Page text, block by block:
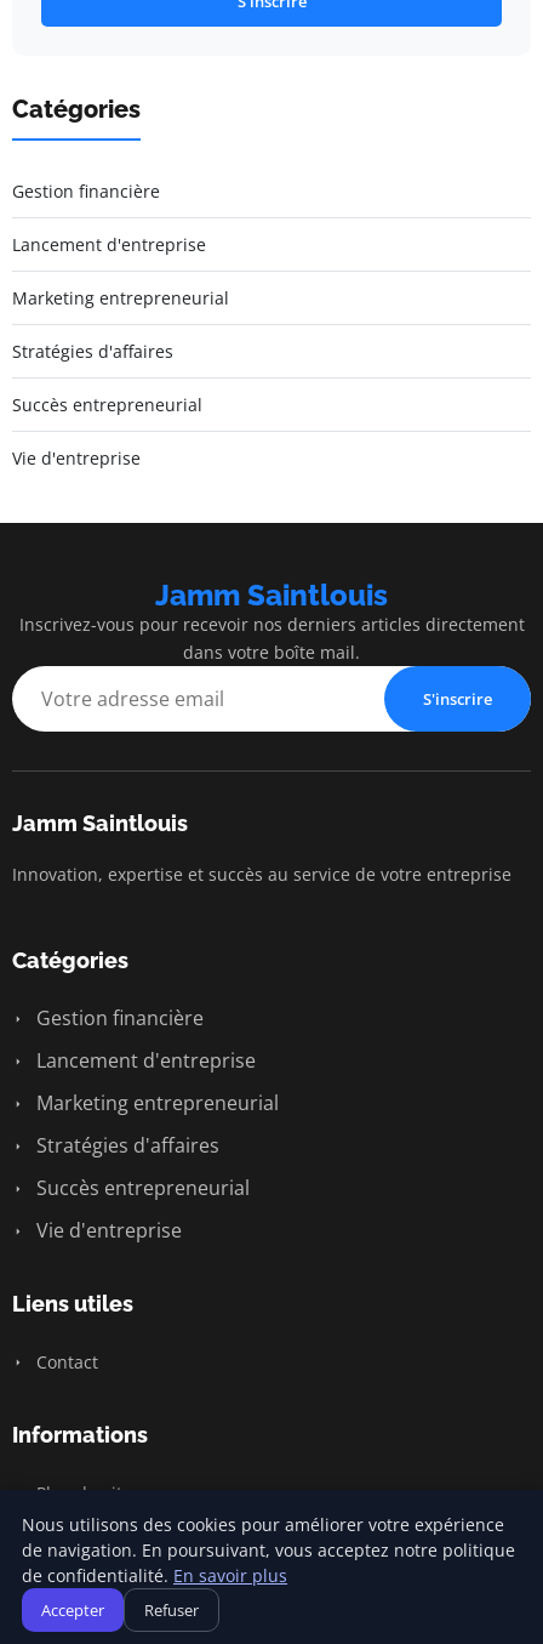
Catégories
Gestion financière
Lancement d'entreprise
Marketing entrepreneurial
Stratégies d'affaires
Succès entrepreneurial
Vie d'entreprise
Jamm Saintlouis
Inscrivez-vous pour recevoir nos derniers articles directement
dans votre boîte mail.
S'inscrire
Jamm Saintlouis
Innovation, expertise et succès au service de votre entreprise
Catégories
Gestion financière
Lancement d'entreprise
Marketing entrepreneurial
Stratégies d'affaires
Succès entrepreneurial
Vie d'entreprise
Liens utiles
Contact
Informations
Plan du site
© 2026 Jamm Saintlouis. Tous droits réservés.
Nous utilisons des cookies pour améliorer votre expérience
de navigation. En poursuivant, vous acceptez notre politique
de confidentialité. En savoir plus
Accepter Refuser